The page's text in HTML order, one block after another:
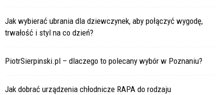
Jak wybierać ubrania dla dziewczynek, aby połączyć wygodę,
trwałość i styl na co dzień?
PiotrSierpinski.pl – dlaczego to polecany wybór w Poznaniu?
Jak dobrać urządzenia chłodnicze RAPA do rodzaju